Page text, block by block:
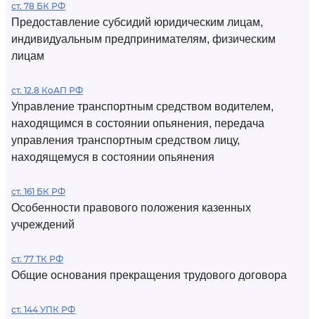
ст. 78 БК РФ
Предоставление субсидий юридическим лицам,
индивидуальным предпринимателям, физическим
лицам
ст. 12.8 КоАП РФ
Управление транспортным средством водителем,
находящимся в состоянии опьянения, передача
управления транспортным средством лицу,
находящемуся в состоянии опьянения
ст. 161 БК РФ
Особенности правового положения казенных
учреждений
ст. 77 ТК РФ
Общие основания прекращения трудового договора
ст. 144 УПК РФ